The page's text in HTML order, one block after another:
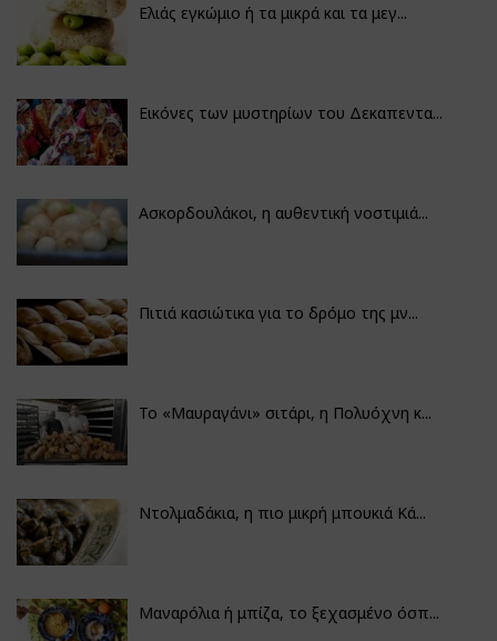
Ελιάς εγκώμιο ή τα μικρά και τα μεγ...
Εικόνες των μυστηρίων του Δεκαπεντα...
Ασκορδουλάκοι, η αυθεντική νοστιμιά...
Πιτιά κασιώτικα για το δρόμο της μν...
Το «Μαυραγάνι» σιτάρι, η Πολυόχνη κ...
Ντολμαδάκια, η πιο μικρή μπουκιά Κά...
Μαναρόλια ή μπίζα, το ξεχασμένο όσπ...